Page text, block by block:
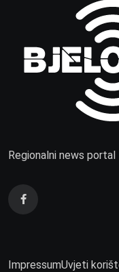
Regionalni news portal
ImpressumUvjeti